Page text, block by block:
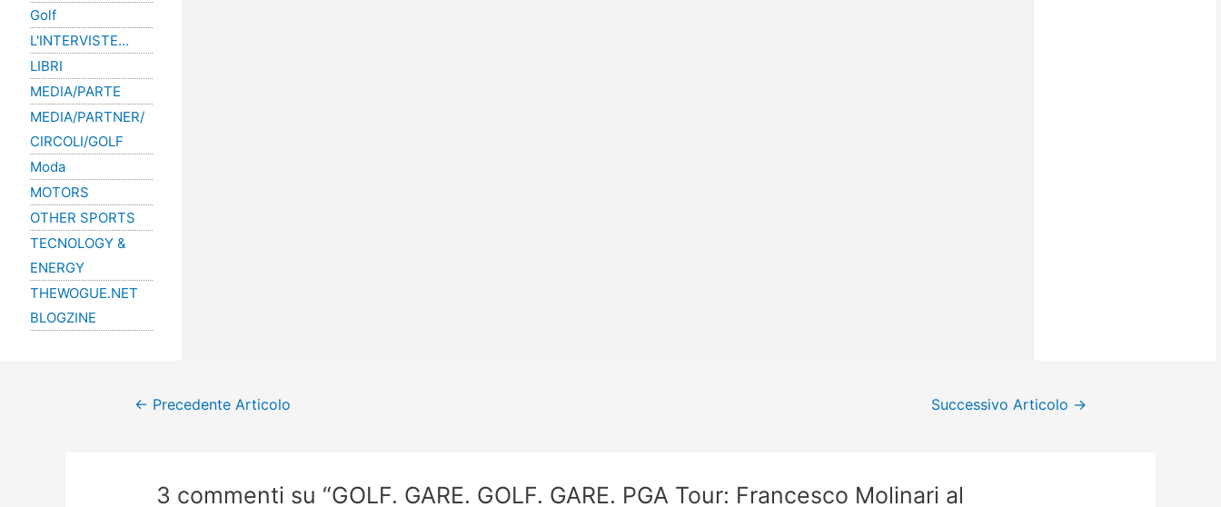
Golf
L'INTERVISTE…
LIBRI
MEDIA/PARTE
MEDIA/PARTNER/
CIRCOLI/GOLF
Moda
MOTORS
OTHER SPORTS
TECNOLOGY &
ENERGY
THEWOGUE.NET
BLOGZINE
← Precedente Articolo Successivo Articolo →
3 commenti su “GOLF. GARE. GOLF. GARE. PGA Tour: Francesco Molinari al